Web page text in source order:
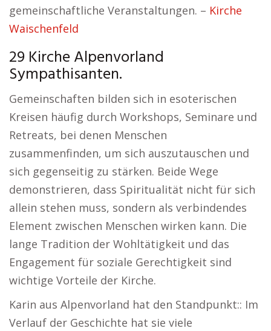
gemeinschaftliche Veranstaltungen. – Kirche
Waischenfeld
29 Kirche Alpenvorland
Sympathisanten.
Gemeinschaften bilden sich in esoterischen
Kreisen häufig durch Workshops, Seminare und
Retreats, bei denen Menschen
zusammenfinden, um sich auszutauschen und
sich gegenseitig zu stärken. Beide Wege
demonstrieren, dass Spiritualität nicht für sich
allein stehen muss, sondern als verbindendes
Element zwischen Menschen wirken kann. Die
lange Tradition der Wohltätigkeit und das
Engagement für soziale Gerechtigkeit sind
wichtige Vorteile der Kirche.
Karin aus Alpenvorland hat den Standpunkt:: Im
Verlauf der Geschichte hat sie viele